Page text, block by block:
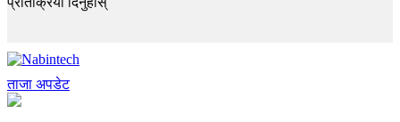
ताजा अपडेट